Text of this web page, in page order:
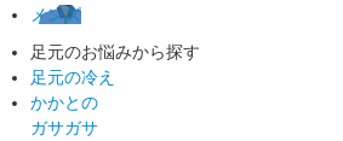
メンズ
足元のお悩みから探す
足元の冷え
かかとの
ガサガサ